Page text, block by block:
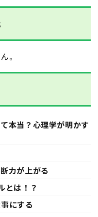
。
本当？心理学が明かす
力が上がる
とは！？
にする